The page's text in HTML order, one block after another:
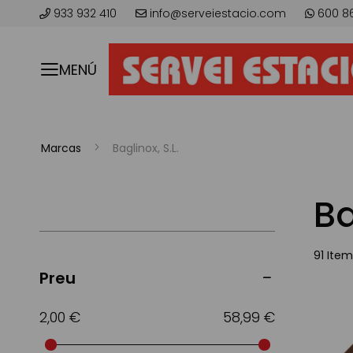
933 932 410 info@serveiestacio.com 600
MENÚ
Marcas Baglinox, S.L.
91
Preu
2,00 € 58,99 €